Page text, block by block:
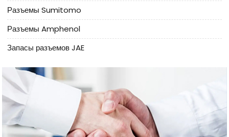
Разъемы Sumitomo
Разъемы Amphenol
Запасы разъемов JAE